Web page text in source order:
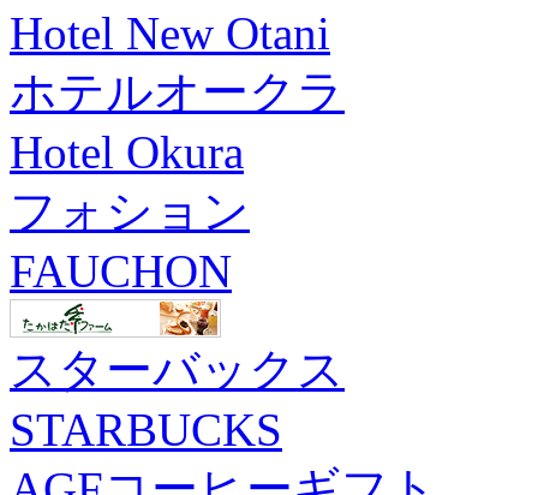
Hotel New Otani
ホテルオークラ
Hotel Okura
フォション
FAUCHON
スターバックス
STARBUCKS